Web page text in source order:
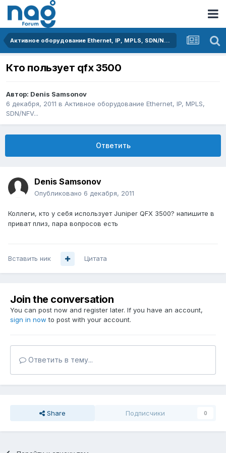
Активное оборудование Ethernet, IP, MPLS, SDN/NFV...
Кто пользует qfx 3500
Автор: Denis Samsonov
6 декабря, 2011 в Активное оборудование Ethernet, IP, MPLS,
SDN/NFV...
Ответить
Denis Samsonov
Опубликовано 6 декабря, 2011
Коллеги, кто у себя использует Juniper QFX 3500? напишите в
приват плиз, пара вопросов есть
Вставить ник Цитата
Join the conversation
You can post now and register later. If you have an account,
sign in now to post with your account.
Ответить в тему...
Share Подписчики 0